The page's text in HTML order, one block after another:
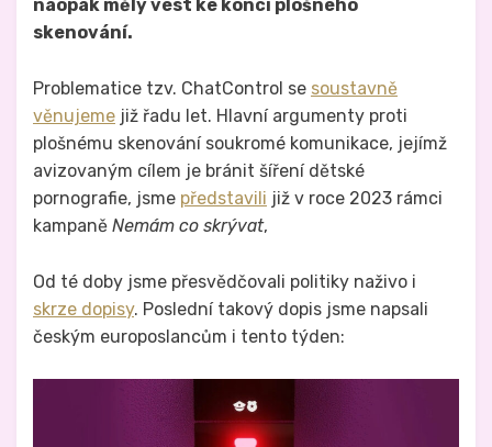
naopak měly vést ke konci plošného
skenování.
Problematice tzv. ChatControl se soustavně
věnujeme již řadu let. Hlavní argumenty proti
plošnému skenování soukromé komunikace, jejímž
avizovaným cílem je bránit šíření dětské
pornografie, jsme představili již v roce 2023 rámci
kampaně Nemám co skrývat,
Od té doby jsme přesvědčovali politiky naživo i
skrze dopisy. Poslední takový dopis jsme napsali
českým europoslancům i tento týden: